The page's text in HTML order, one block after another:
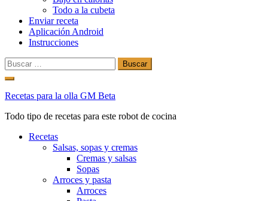
Todo a la cubeta
Enviar receta
Aplicación Android
Instrucciones
Buscar:
Ir
contenido
Recetas para la olla GM Beta
Todo tipo de recetas para este robot de cocina
Recetas
Salsas, sopas y cremas
Cremas y salsas
Sopas
Arroces y pasta
Arroces